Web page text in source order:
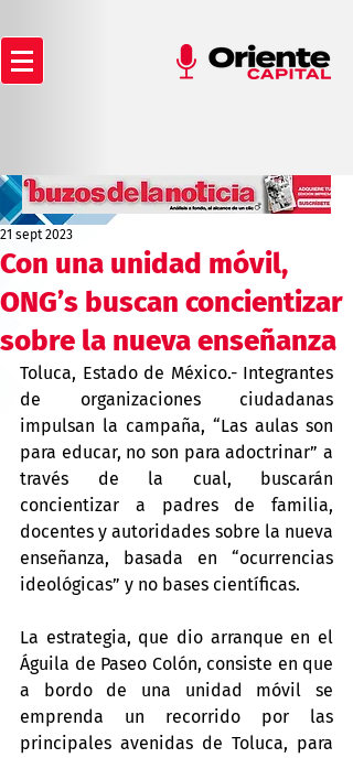
Con una unidad móvil,
ONG’s buscan concientizar
sobre la nueva enseñanza
21 sept 2023
Toluca, Estado de México.- Integrantes
de organizaciones ciudadanas
impulsan la campaña, “Las aulas son
para educar, no son para adoctrinar” a
través de la cual, buscarán
concientizar a padres de familia,
docentes y autoridades sobre la nueva
enseñanza, basada en “ocurrencias
ideológicas” y no bases científicas.
La estrategia, que dio arranque en el
Águila de Paseo Colón, consiste en que
a bordo de una unidad móvil se
emprenda un recorrido por las
principales avenidas de Toluca, para